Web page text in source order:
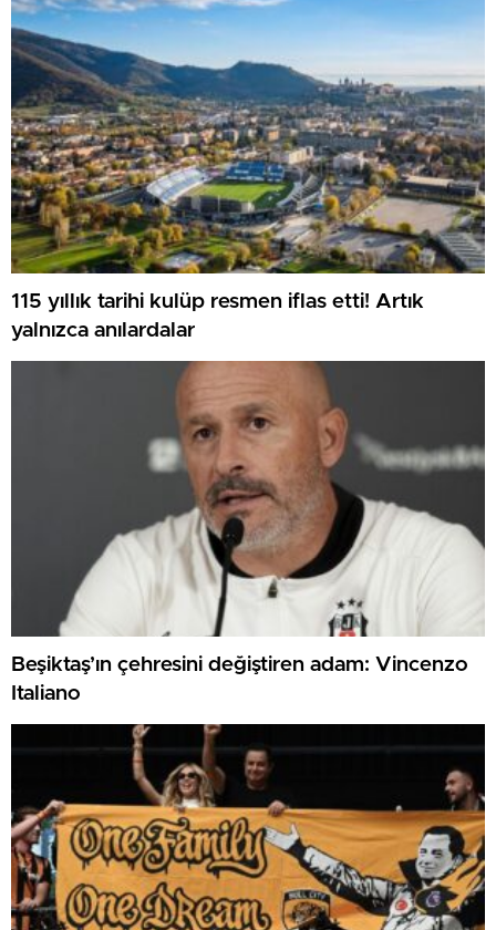
115 yıllık tarihi kulüp resmen iflas etti! Artık
yalnızca anılardalar
Beşiktaş’ın çehresini değiştiren adam: Vincenzo
Italiano